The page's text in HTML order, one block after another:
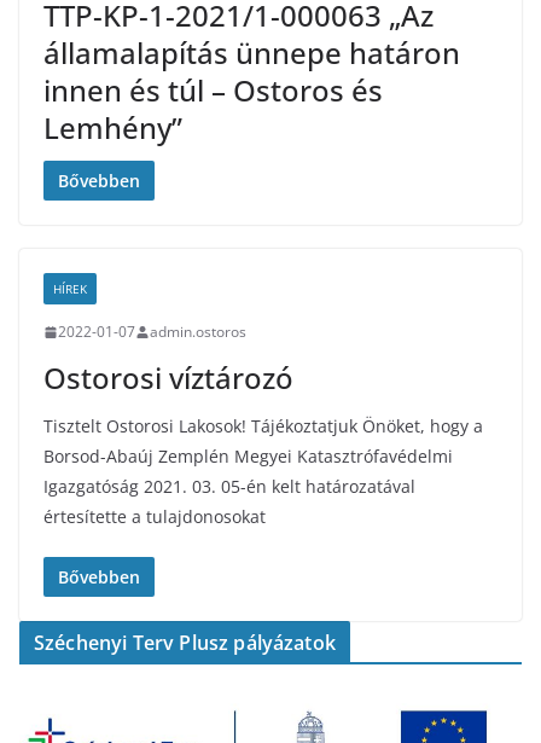
TTP-KP-1-2021/1-000063 „Az
államalapítás ünnepe határon
innen és túl – Ostoros és
Lemhény”
Bővebben
HÍREK
2022-01-07 admin.ostoros
Ostorosi víztározó
Tisztelt Ostorosi Lakosok! Tájékoztatjuk Önöket, hogy a
Borsod-Abaúj Zemplén Megyei Katasztrófavédelmi
Igazgatóság 2021. 03. 05-én kelt határozatával
értesítette a tulajdonosokat
Bővebben
Széchenyi Terv Plusz pályázatok